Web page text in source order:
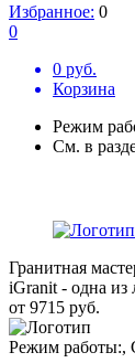
Избранное: 0
0
0 руб.
Корзина
Режим
См. в
Гранитная
iGranit - одна из
от 9715 руб.
Режим работы:,